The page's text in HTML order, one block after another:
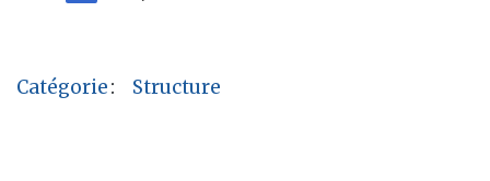
Catégorie: Structure